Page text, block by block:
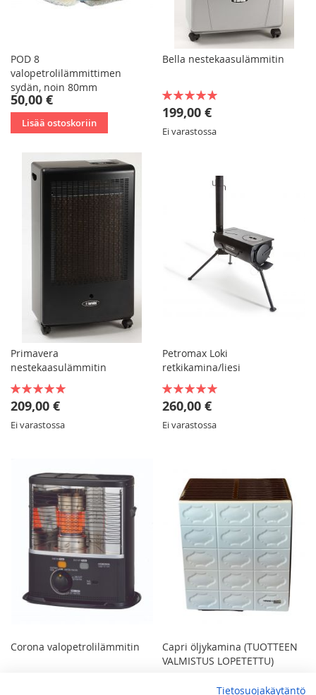
POD 8
valopetrolilämmittimen
sydän, noin 80mm
50,00 €
Lisää ostoskoriin
Bella nestekaasulämmitin
Rating:
90%
199,00 €
Ei varastossa
Primavera
nestekaasulämmitin
Rating:
90%
209,00 €
Ei varastossa
Petromax Loki
retkikamina/liesi
Rating:
100%
260,00 €
Ei varastossa
Corona valopetrolilämmitin
Capri öljykamina (TUOTTEEN
VALMISTUS LOPETETTU)
1 099,00 €Tietosuojakäytäntö